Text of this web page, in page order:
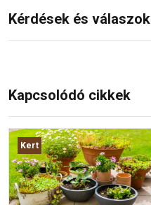
Kérdések és válaszok
Kapcsolódó cikkek
Kert